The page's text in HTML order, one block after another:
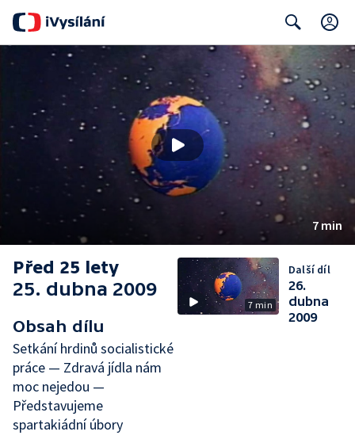
Search
7 min
Před 25 lety
25. dubna 2009
Obsah dílu
Setkání hrdinů socialistické
práce — Zdravá jídla nám
moc nejedou —
Představujeme
spartakiádní úbory
7 min
Další díl
26.
dubna
2009